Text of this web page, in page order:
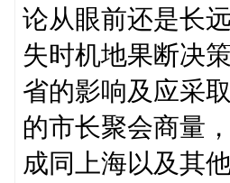
论从眼前还是长
失时机地果断决
省的影响及应采
的市长聚会商量
成同上海以及其